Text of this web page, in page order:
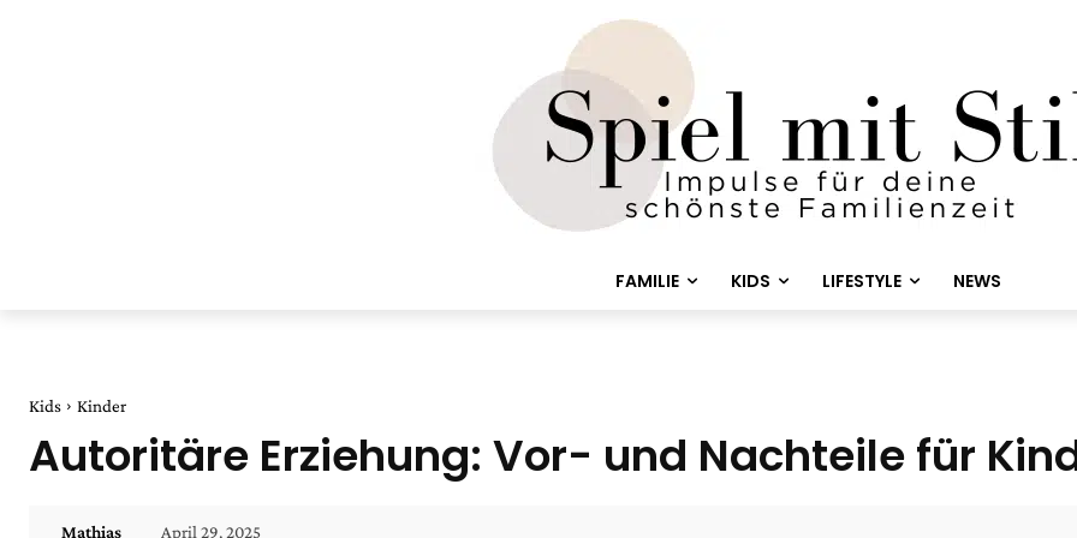
FAMILIE KIDS LIFESTYLE NEWS
Kids Kinder
Autoritäre Erziehung: Vor- und Nachteile für
Mathias April 29, 2025